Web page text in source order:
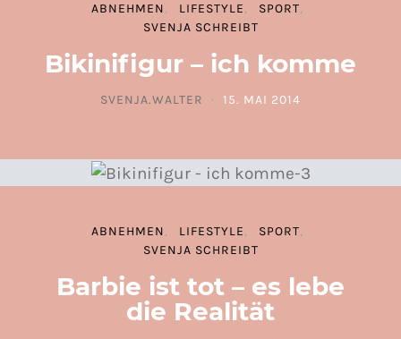
ABNEHMEN LIFESTYLE
SPORT
SVENJA SCHREIBT
Bikinifigur – ich komme
SVENJA.WALTER
POSTED ON
15. MAI 2014
ABNEHMEN LIFESTYLE
SPORT
SVENJA SCHREIBT
Barbie ist tot – es lebe
die Realität